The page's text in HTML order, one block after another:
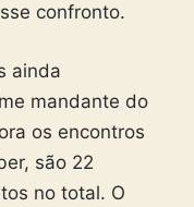
confronto.
ainda
mandante do
os encontros
são 22
no total. O